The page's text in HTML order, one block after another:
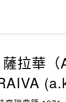
拉華（